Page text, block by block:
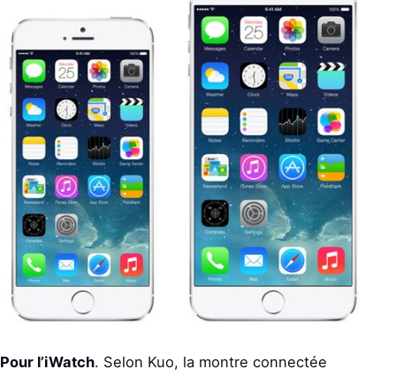
Pour l’iWatch. Selon Kuo, la montre connectée